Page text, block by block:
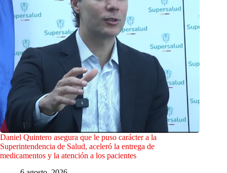
Daniel Quintero asegura que le puso carácter a la
Superintendencia de Salud, aceleró la entrega de
medicamentos y la atención a los pacientes